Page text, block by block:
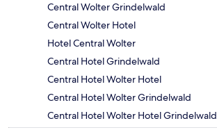
Central Wolter Grindelwald
Central Wolter Hotel
Hotel Central Wolter
Central Hotel Grindelwald
Central Hotel Wolter Hotel
Central Hotel Wolter Grindelwald
Central Hotel Wolter Hotel Grindelwald